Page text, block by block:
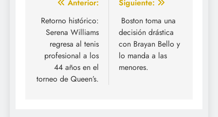
Navegación
de
entradas
Anterior:
Retorno histórico:
Serena Williams
regresa al tenis
profesional a los
44 años en el
torneo de Queen’s.
Siguiente:
Boston toma una
decisión drástica
con Brayan Bello y
lo manda a las
menores.